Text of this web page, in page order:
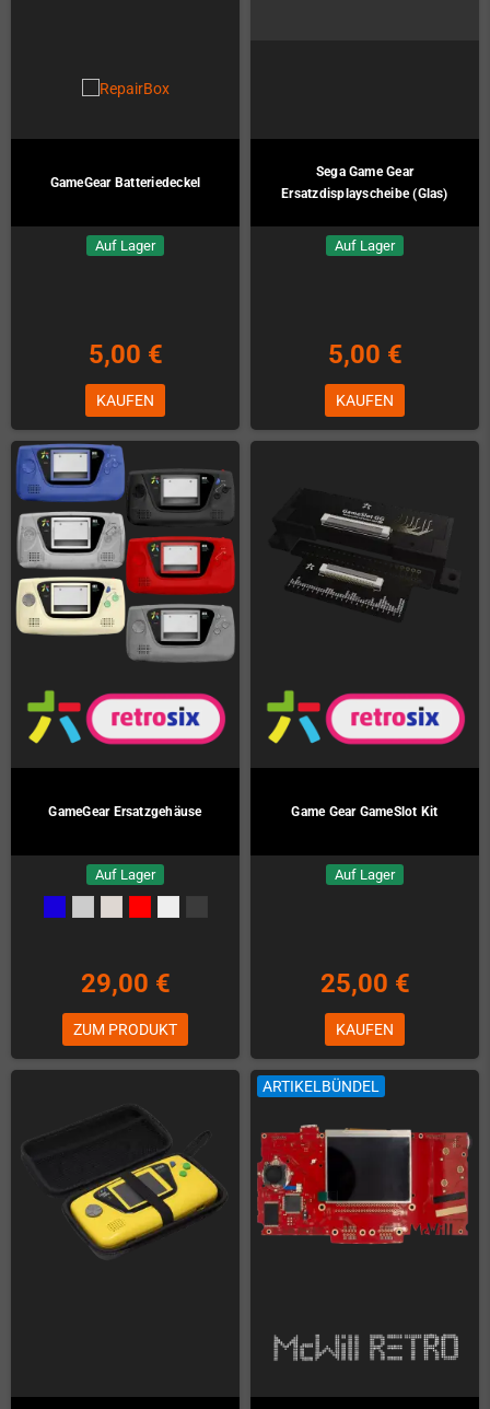
GameGear Batteriedeckel
Auf Lager
5,00 €
KAUFEN
Sega Game Gear
Ersatzdisplayscheibe (Glas)
Auf Lager
5,00 €
KAUFEN
GameGear Ersatzgehäuse
Auf Lager
29,00 €
ZUM PRODUKT
Game Gear GameSlot Kit
Auf Lager
25,00 €
KAUFEN
ARTIKELBÜNDEL